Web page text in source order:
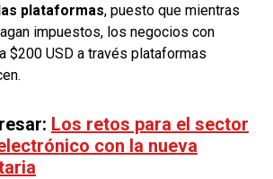
plataformas, puesto que mientras
impuestos, los negocios con
$200 USD a través plataformas
Los retos para el sector
con la nueva